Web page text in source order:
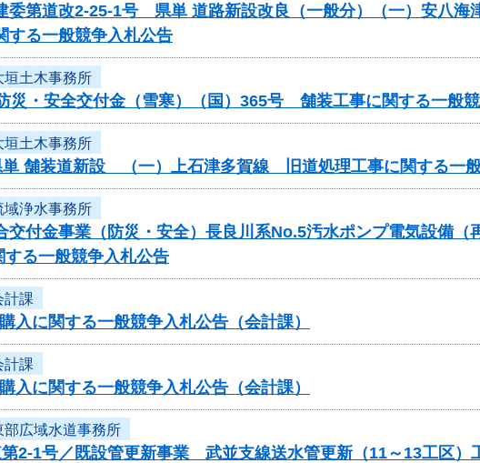
委第道改2-25-1号 県単 道路新設改良（一般分）（一）安八海
する一般競争入札公告
垣土木事務所
災・安全交付金（雪寒）（国）365号 舗装工事に関する一般
垣土木事務所
単 舗装道新設 （一）上石津多賀線 旧道処理工事に関する一
域浄水事務所
付金事業（防災・安全）長良川系No.5汚水ポンプ電気設備（
する一般競争入札公告
計課
入に関する一般競争入札公告（会計課）
計課
入に関する一般競争入札公告（会計課）
部広域水道事務所
第2-1号／既設管更新事業 武並支線送水管更新（11～13工区）